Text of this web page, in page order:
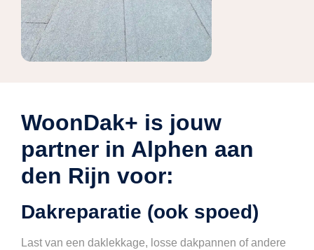
WoonDak+ is jouw
partner in Alphen aan
den Rijn voor:
Dakreparatie (ook spoed)
Last van een daklekkage, losse dakpannen of andere